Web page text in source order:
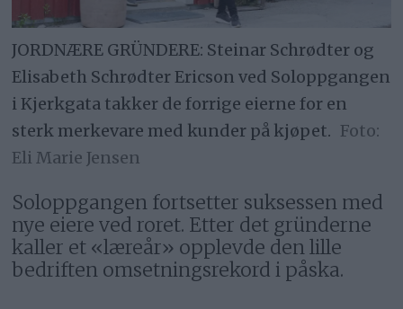
JORDNÆRE GRÜNDERE: Steinar Schrødter og
Elisabeth Schrødter Ericson ved Soloppgangen
i Kjerkgata takker de forrige eierne for en
sterk merkevare med kunder på kjøpet.
Eli Marie Jensen
Soloppgangen fortsetter suksessen med
nye eiere ved roret. Etter det gründerne
kaller et «læreår» opplevde den lille
bedriften omsetningsrekord i påska.